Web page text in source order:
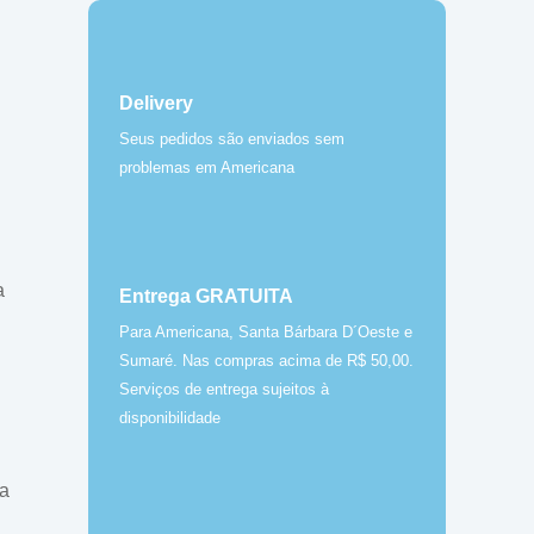
Delivery
Seus pedidos são enviados sem
problemas em Americana
Entrega GRATUITA
Para Americana, Santa Bárbara D´Oeste e
Sumaré. Nas compras acima de R$ 50,00.
Serviços de entrega sujeitos à
disponibilidade